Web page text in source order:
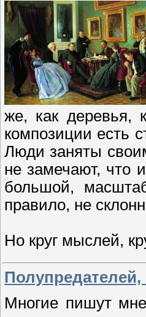
же, как деревья,
композиции есть
Люди заняты
не замечают, что
большой,
правило, не
Но круг мыслей,
Полупредателей,
Многие пишут